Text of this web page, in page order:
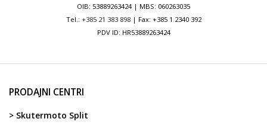
OIB: 53889263424 | MBS: 060263035
Tel.: +385 21 383 898| Fax: +385 1 2340 392
PDV ID: HR53889263424
PRODAJNI CENTRI
> Skutermoto Split